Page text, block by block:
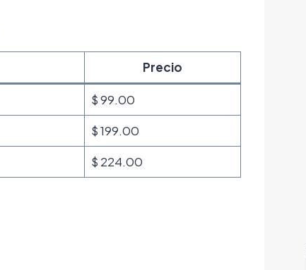
Precio
$ 99.00
$ 199.00
$ 224.00